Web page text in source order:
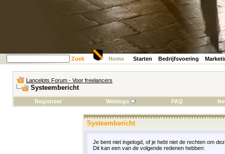
Zoek Home Starten Bedrijfsvoering
Lancelots Forum - Voor freelancers
Systeembericht
Registreer Weblogs FAQ
Systeembericht
Je bent niet ingelogd, of je hebt niet de rechten om
Dit kan een van de volgende redenen hebben: